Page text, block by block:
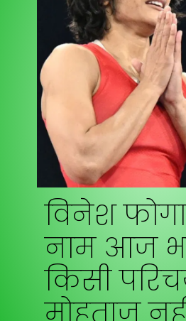
विनेश
नाम आज
किसी